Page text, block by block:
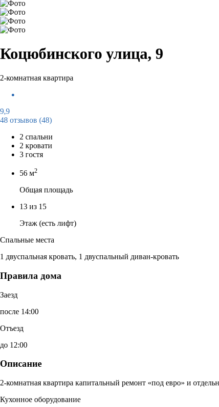
Коцюбинского улица, 9
2-комнатная квартира
9,9
48 отзывов (48)
2 спальни
2 кровати
3 гостя
56 м2
Общая площадь
13 из 15
Этаж (есть лифт)
Спальные места
1 двуспальная кровать, 1 двуспальный диван-кровать
Правила дома
Заезд
после 14:00
Отъезд
до 12:00
Описание
2-комнатная квартира капитальный ремонт «под евро» и
Кухонное оборудование